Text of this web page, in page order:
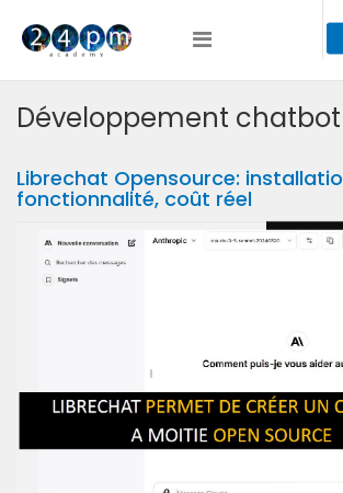
Développement chatbot
Librechat Opensource:
fonctionnalité, coût réel